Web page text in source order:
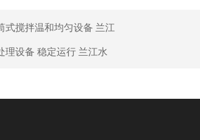
式搅拌温和均匀设备 兰江
理设备 稳定运行 兰江水